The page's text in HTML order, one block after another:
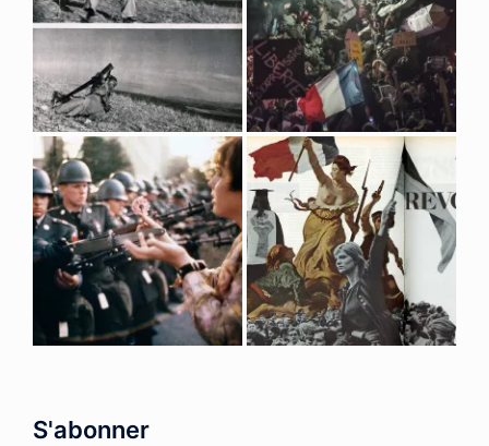
S'abonner